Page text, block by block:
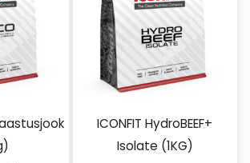
ICONFIT HydroBEEF+
Isolate (1KG)